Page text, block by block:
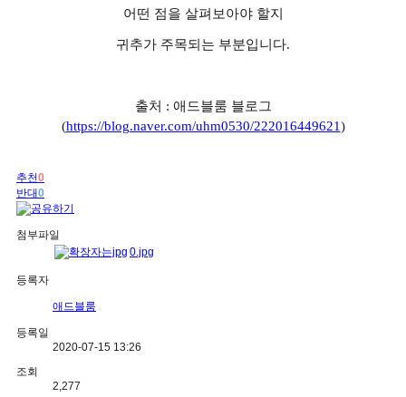
어떤 점을 살펴보아야 할지
귀추가 주목되는 부분입니다.
출처 : 애드블룸 블로그
(https://blog.naver.com/uhm0530/222016449621)
추천0
반대0
첨부파일
0.jpg
등록자
애드블룸
등록일
2020-07-15 13:26
조회
2,277